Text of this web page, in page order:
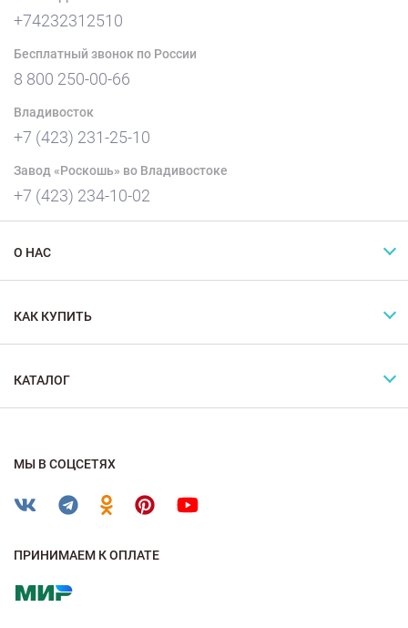
+74232312510
Бесплатный звонок по России
8 800 250-00-66
Владивосток
+7 (423) 231-25-10
Завод «Роскошь» во Владивостоке
+7 (423) 234-10-02
О НАС
КАК КУПИТЬ
КАТАЛОГ
МЫ В СОЦСЕТЯХ
ПРИНИМАЕМ К ОПЛАТЕ